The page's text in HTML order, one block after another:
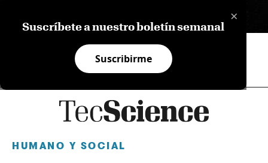
×
Suscríbete a nuestro boletín semanal
Suscribirme
HUMANO Y SOCIAL